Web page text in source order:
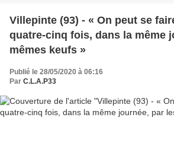
Villepinte (93) - « On peut se
quatre-cinq fois, dans la même
mêmes keufs »
Publié le 28/05/2020 à 06:16
Par C.L.A.P33